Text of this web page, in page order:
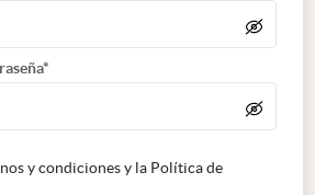
y condiciones y la Política de